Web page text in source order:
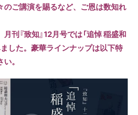
のご講演を賜るなど、ご恩は数知れ
刊『致知』12月号では「追悼 稲盛和
した。豪華ラインナップは以下特
。